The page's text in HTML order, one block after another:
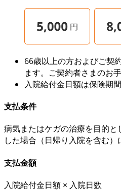
66歳以上の方およびご契
ます。ご契約者さまのお
入院給付金日額は保険期
支払条件
病気またはケガの治療を目的と
した場合（日帰り入院を含む）
支払金額
入院給付金日額 × 入院日数